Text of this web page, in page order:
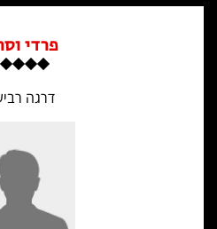
פרדי
דרגה